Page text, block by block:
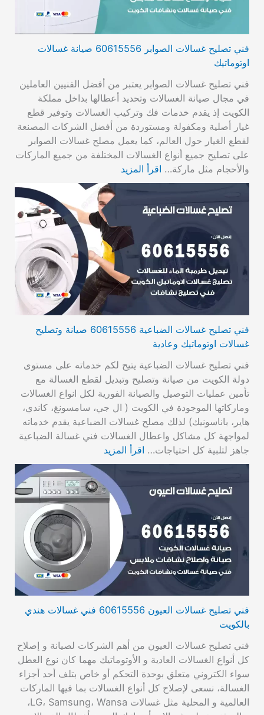
فني تصليح غسالات الصوابر 60615556 صيانة غسالات
اوتوماتيك
فني تصليح غسالات الصوابر يعتبر من أفضل الفنيين العاملين
في مجال صيانة الغسالات وتحديد أعطالها بداخل مملكة
الكويت إذ يقدم خدمات فك وتركيب الغسالات وتوفير قطع
غيار أصلية ومكفولة ومستوردة من أفضل الشركات المصنعة
لقطع الغيار حول العالم، كما يعمل مصلح غسالات الصوابر
على تصليح جميع أنواع الغسالات المختلفة من جميع الماركات
والأحجام مثل ماركة… اقرأ المزيد
فني تصليح غسالات الضباعية 60615556 صيانة وتصليح
غسالات اوتوماتيك وعادية
فني تصليح غسالات الضباعية يتيح لكم خدماته على مستوى
دولة الكويت من صيانة وتصليح وتبديل لقطع الغسالة مع
تأمين عمليات التوصيل والصيانة الفورية لكل انواع الغسالات
وماركاتها الموجودة في الكويت ( ال جي، سامسونغ، كاندي،
هاير، باناسونيك) لذلك مصلح غسالات الضباعية يقدم خدماته
لمواجهة كل مشاكل واعطال الغسالات فني غسالة الضباعية
جاهز لتلبية كل احتياجات… اقرأ المزيد
فني تصليح غسالات العيون 60615556 فني غسالات هندي
بالكويت
فني تصليح غسالات العيون من أهم الشركات لصيانة و إصلاح
كل أنواع الغسالات العادية و الأوتوماتيك مهما كان نوع العطل
سواء الكتروني متعلق بوحدة التحكم أو خاص بتلف أحد أجزاء
الغسالة، نسعى لإصلاح كل أنواع الغسالات بما فيها الماركات
العالمية و المحلية مثل غسالات LG، Samsung، Wansa،